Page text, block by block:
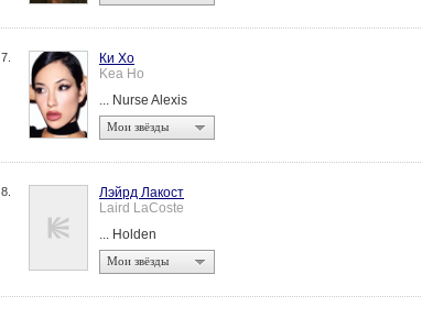
7.
Ки Хо
Kea Ho
... Nurse Alexis
Мои звёзды
8.
Лэйрд Лакост
Laird LaCoste
... Holden
Мои звёзды